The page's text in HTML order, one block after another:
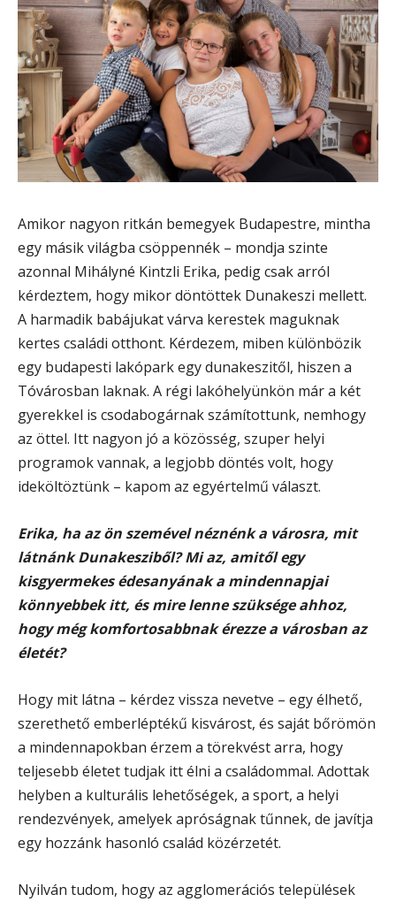
Amikor nagyon ritkán bemegyek Budapestre, mintha
egy másik világba csöppennék – mondja szinte
azonnal Mihályné Kintzli Erika, pedig csak arról
kérdeztem, hogy mikor döntöttek Dunakeszi mellett.
A harmadik babájukat várva kerestek maguknak
kertes családi otthont. Kérdezem, miben különbözik
egy budapesti lakópark egy dunakeszitől, hiszen a
Tóvárosban laknak. A régi lakóhelyünkön már a két
gyerekkel is csodabogárnak számítottunk, nemhogy
az öttel. Itt nagyon jó a közösség, szuper helyi
programok vannak, a legjobb döntés volt, hogy
ideköltöztünk – kapom az egyértelmű választ.
Erika, ha az ön szemével néznénk a városra, mit
látnánk Dunakesziből? Mi az, amitől egy
kisgyermekes édesanyának a mindennapjai
könnyebbek itt, és mire lenne szüksége ahhoz,
hogy még komfortosabbnak érezze a városban az
életét?
Hogy mit látna – kérdez vissza nevetve – egy élhető,
szerethető emberléptékű kisvárost, és saját bőrömön
a mindennapokban érzem a törekvést arra, hogy
teljesebb életet tudjak itt élni a családommal. Adottak
helyben a kulturális lehetőségek, a sport, a helyi
rendezvények, amelyek apróságnak tűnnek, de javítja
egy hozzánk hasonló család közérzetét.
Nyilván tudom, hogy az agglomerációs települések